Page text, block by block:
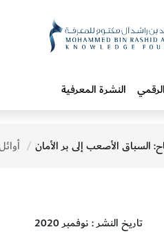
النشرة المعرفية
السباق الأصعب إلى بر الأمان
تاريخ النشر : نوفمبر 2020